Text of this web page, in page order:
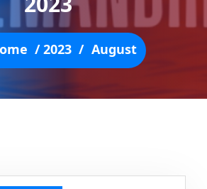
/2023 / August